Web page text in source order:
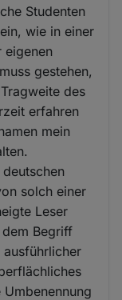
Studenten
wie in einer
eigenen
gestehen,
des
erfahren
mein
solch einer
Leser
Begriff
ausführlicher